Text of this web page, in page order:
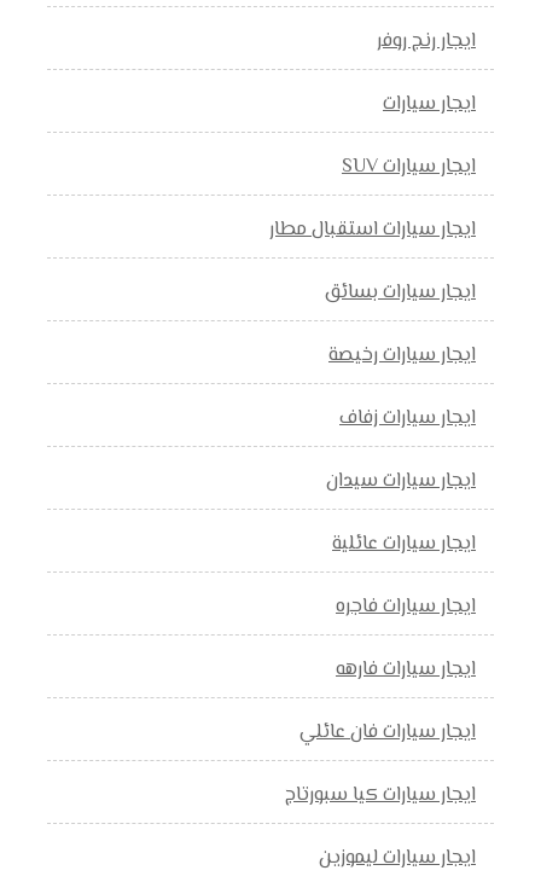
ايجار رنج روفر
ايجار سيارات
ايجار سيارات SUV
ايجار سيارات استقبال مطار
ايجار سيارات بسائق
ايجار سيارات رخيصة
ايجار سيارات زفاف
ايجار سيارات سيدان
ايجار سيارات عائلية
ايجار سيارات فاجره
ايجار سيارات فارهه
ايجار سيارات فان عائلي
ايجار سيارات كيا سبورتاج
ايجار سيارات ليموزين